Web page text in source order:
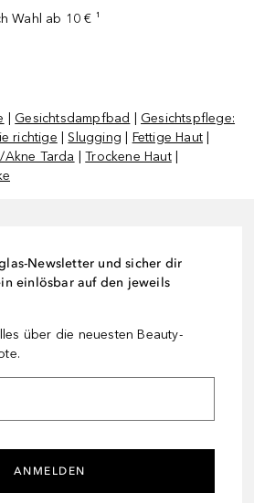
Wahl ab 10 € ¹
Gesichtsdampfbad
Gesichtspflege:
richtige |Slugging Fettige Haut
Akne Tarda |Trockene Haut|
Newsletter und sicher dir
einlösbar auf den jeweils
über die neuesten Beauty-
ANMELDEN